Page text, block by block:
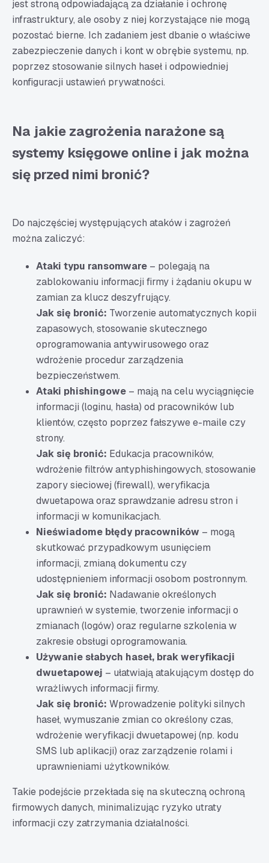
jest stroną odpowiadającą za działanie i ochronę
infrastruktury, ale osoby z niej korzystające nie mogą
pozostać bierne. Ich zadaniem jest dbanie o właściwe
zabezpieczenie danych i kont w obrębie systemu, np.
poprzez stosowanie silnych haseł i odpowiedniej
konfiguracji ustawień prywatności.
Na jakie zagrożenia narażone są
systemy księgowe online i jak można
się przed nimi bronić?
Do najczęściej występujących ataków i zagrożeń
można zaliczyć:
Ataki typu ransomware – polegają na
zablokowaniu informacji firmy i żądaniu okupu w
zamian za klucz deszyfrujący.
Jak się bronić: Tworzenie automatycznych kopii
zapasowych, stosowanie skutecznego
oprogramowania antywirusowego oraz
wdrożenie procedur zarządzenia
bezpieczeństwem.
Ataki phishingowe – mają na celu wyciągnięcie
informacji (loginu, hasła) od pracowników lub
klientów, często poprzez fałszywe e-maile czy
strony.
Jak się bronić: Edukacja pracowników,
wdrożenie filtrów antyphish­ingowych, stosowanie
zapory sieciowej (firewall), weryfikacja
dwuetapowa oraz sprawdzanie adresu stron i
informacji w komunikacjach.
Nieświadome błędy pracowników – mogą
skutkować przypadkowym usunięciem
informacji, zmianą dokumentu czy
udostępnieniem informacji osobom postronnym.
Jak się bronić: Nadawanie określonych
uprawnień w systemie, tworzenie informacji o
zmianach (logów) oraz regularne szkolenia w
zakresie obsługi oprogramowania.
Używanie słabych haseł, brak weryfikacji
dwuetapowej – ułatwiają atakującym dostęp do
wrażliwych informacji firmy.
Jak się bronić: Wprowadzenie polityki silnych
haseł, wymuszanie zmian co określony czas,
wdrożenie weryfikacji dwuetapowej (np. kodu
SMS lub aplikacji) oraz zarządzenie rolami i
uprawnieniami użytkowników.
Takie podejście przekłada się na skuteczną ochroną
firmowych danych, minimalizując ryzyko utraty
informacji czy zatrzymania działalności.